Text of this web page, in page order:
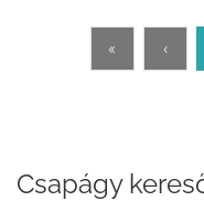
« ‹
Csapágy